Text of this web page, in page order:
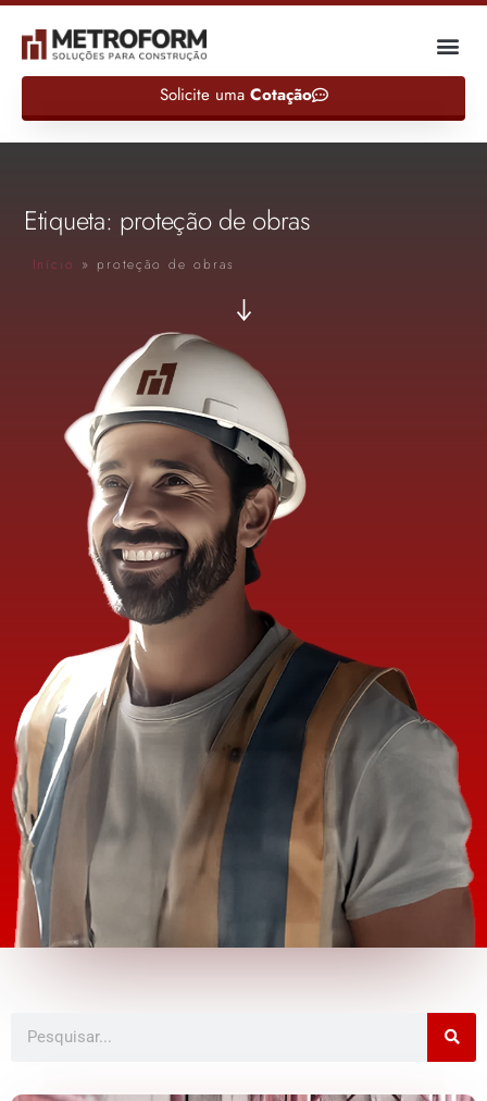
Solicite uma Cotação
Etiqueta: proteção de obras
Início » proteção de obras